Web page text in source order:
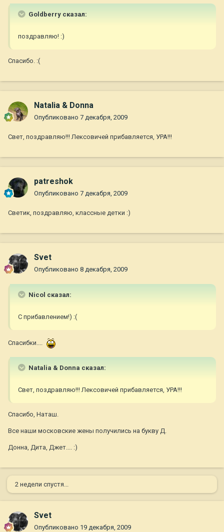
Goldberry сказал:
поздравляю! :)
Спасибо. :(
Natalia & Donna
Опубликовано 7 декабря, 2009
Свет, поздравляю!!! Лексовичей прибавляется, УРА!!!
patreshok
Опубликовано 7 декабря, 2009
Светик, поздравляю, классные детки :)
Svet
Опубликовано 8 декабря, 2009
Nicol сказал:
С прибавлением!) :(
Спасибки....
Natalia & Donna сказал:
Свет, поздравляю!!! Лексовичей прибавляется, УРА!!!
Спасибо, Наташ.
Все наши московские жены получились на букву Д.
Донна, Дита, Джет.... :)
2 недели спустя...
Svet
Опубликовано 19 декабря, 2009